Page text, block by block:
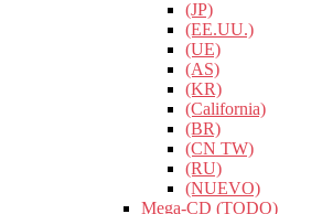
(JP)
(EE.UU.)
(UE)
(AS)
(KR)
(California)
(BR)
(CN TW)
(RU)
(NUEVO)
Mega-CD (TODO)